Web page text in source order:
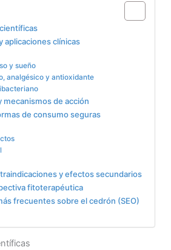
aplicaciones clínicas
y sueño
analgésico y antioxidante
mecanismos de acción
de consumo seguras
y efectos secundarios
fitoterapéutica
frecuentes sobre el cedrón (SEO)